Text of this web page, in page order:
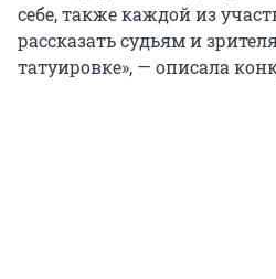
себе, также каждой из
рассказать судьям и
татуировке», — описала